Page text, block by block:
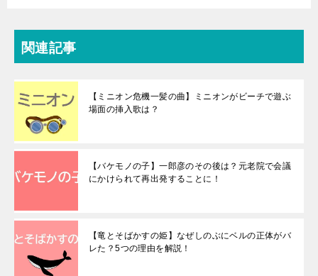
関連記事
【ミニオン危機一髪の曲】ミニオンがビーチで遊ぶ
場面の挿入歌は？
【バケモノの子】一郎彦のその後は？元老院で会議
にかけられて再出発することに！
【竜とそばかすの姫】なぜしのぶにベルの正体がバ
レた？5つの理由を解説！